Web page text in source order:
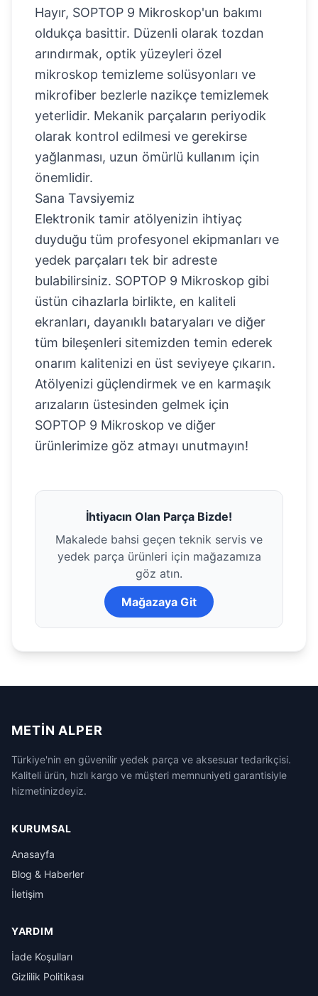
Hayır, SOPTOP 9 Mikroskop'un bakımı
oldukça basittir. Düzenli olarak tozdan
arındırmak, optik yüzeyleri özel
mikroskop temizleme solüsyonları ve
mikrofiber bezlerle nazikçe temizlemek
yeterlidir. Mekanik parçaların periyodik
olarak kontrol edilmesi ve gerekirse
yağlanması, uzun ömürlü kullanım için
önemlidir.
Sana Tavsiyemiz
Elektronik tamir atölyenizin ihtiyaç
duyduğu tüm profesyonel ekipmanları ve
yedek parçaları tek bir adreste
bulabilirsiniz. SOPTOP 9 Mikroskop gibi
üstün cihazlarla birlikte, en kaliteli
ekranları, dayanıklı bataryaları ve diğer
tüm bileşenleri sitemizden temin ederek
onarım kalitenizi en üst seviyeye çıkarın.
Atölyenizi güçlendirmek ve en karmaşık
arızaların üstesinden gelmek için
SOPTOP 9 Mikroskop ve diğer
ürünlerimize göz atmayı unutmayın!
İhtiyacın Olan Parça Bizde!
Makalede bahsi geçen teknik servis ve
yedek parça ürünleri için mağazamıza
göz atın.
Mağazaya Git
METIN ALPER
Türkiye'nin en güvenilir yedek parça ve aksesuar tedarikçisi.
Kaliteli ürün, hızlı kargo ve müşteri memnuniyeti garantisiyle
hizmetinizdeyiz.
KURUMSAL
Anasayfa
Blog & Haberler
İletişim
YARDIM
İade Koşulları
Gizlilik Politikası